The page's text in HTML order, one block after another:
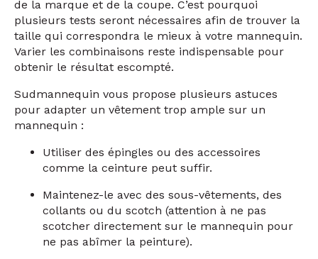
Chaque vêtement taille différemment en fonction
de la marque et de la coupe. C’est pourquoi
plusieurs tests seront nécessaires afin de trouver la
taille qui correspondra le mieux
votre mannequin.
Varier les combinaisons reste indispensable pour
obtenir le résultat escompté.
Sudmannequin vous propose plusieurs astuces
pour adapter un vêtement trop ample sur un
mannequin :
Utiliser des épingles ou des accessoires
comme la ceinture peut suffir.
Maintenez-le avec des sous-vêtements, des
collants ou du scotch (attention
ne pas
scotcher directement sur le mannequin pour